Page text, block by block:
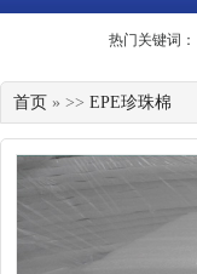
热门关键词：
流箱 周转箱
首页 » >> EPE珍珠棉